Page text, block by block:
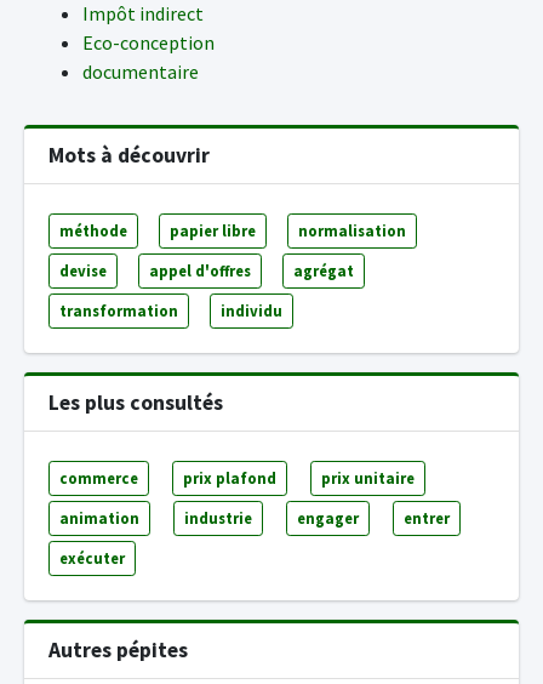
Impôt indirect
Eco-conception
documentaire
Mots à découvrir
méthode papier libre normalisation
devise appel d'offres agrégat
transformation individu
Les plus consultés
commerce prix plafond prix unitaire
animation industrie engager entrer
exécuter
Autres pépites